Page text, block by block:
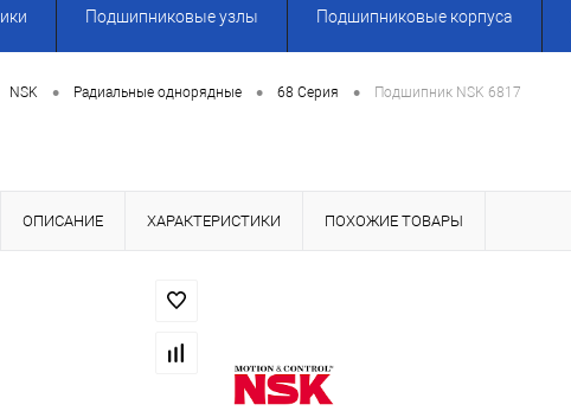
Подшипниковые узлы Подшипниковые корпуса
NSK • Радиальные однорядные • 68 Серия • Подшипник NSK 6817
ОПИСАНИЕ ХАРАКТЕРИСТИКИ ПОХОЖИЕ ТОВАРЫ